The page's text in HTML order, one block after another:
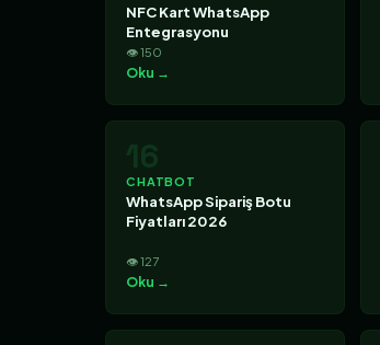
NFC Kart WhatsApp
Entegrasyonu
👁 150
Oku →
16
CHATBOT
WhatsApp Sipariş Botu
Fiyatları 2026
👁 127
Oku →